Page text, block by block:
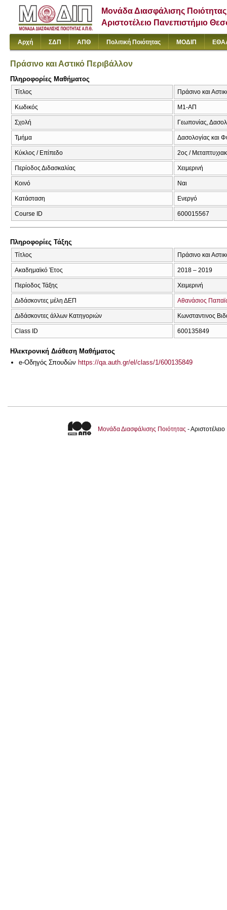
Μονάδα Διασφάλισης Ποιότητας
Αριστοτέλειο Πανεπιστήμιο
Αρχή ΣΔΠ ΑΠΘ Πολιτική Ποιότητας ΜΟΔΙΠ
Πράσινο και Αστικό Περιβάλλον
Πληροφορίες Μαθήματος
Τίτλος Πράσινο και
Κωδικός Μ1-ΑΠ
Σχολή Γεωπονίας,
Τμήμα Δασολογίας και
Κύκλος / Επίπεδο 2ος /
Περίοδος Διδασκαλίας Χειμερινή
Κοινό Ναι
Κατάσταση Ενεργό
Course ID 600015567
Πληροφορίες Τάξης
Τίτλος Πράσινο και
Ακαδημαϊκό Έτος 2018 – 2019
Περίοδος Τάξης Χειμερινή
Διδάσκοντες μέλη ΔΕΠ Αθανάσιος
Διδάσκοντες άλλων Κατηγοριών Κωνσταντινος
Class ID 600135849
Ηλεκτρονική Διάθεση Μαθήματος
e-Οδηγός Σπουδών https://qa.auth.gr/el/class/1/600135849
Μονάδα Διασφάλισης Ποιότητας -